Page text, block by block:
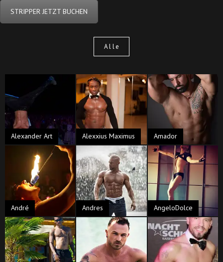
STRIPPER JETZT BUCHEN
Alle
Alexander Art Alexxius Maximus Amador
André Andres AngeloDolce